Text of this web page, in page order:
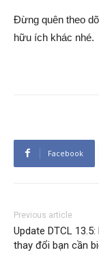
Đừng quên theo
hữu ích khác nhé.
Facebook
Previous article
Update DTCL 13.5:
thay đổi bạn cần